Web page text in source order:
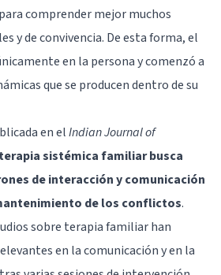
comprender mejor muchos
y de convivencia. De esta forma, el
en la persona y comenzó a
que se producen dentro de su
en elIndian Journal of
sistémica familiar busca
de interacción y comunicación
de los conflictos.
sobre terapia familiar han
en la comunicación y en la